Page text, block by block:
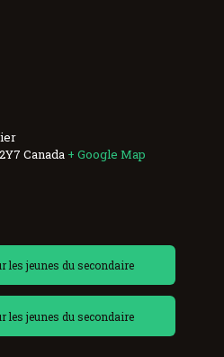
Canada + Google Map
les jeunes du secondaire
les jeunes du secondaire